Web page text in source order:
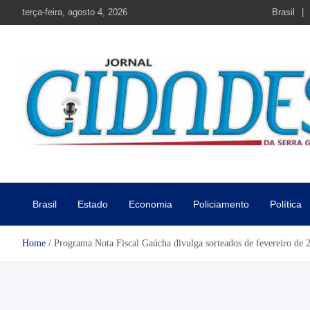
terça-feira, agosto 4, 2026 Brasil
Brasil Estado Economia Policiamento Política
Home Programa Nota Fiscal Gaúcha divulga sorteados de fevereiro de